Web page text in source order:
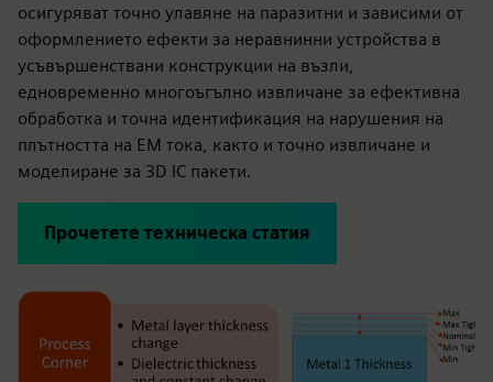
осигуряват точно улавяне на паразитни и зависими от
оформлението ефекти за неравнинни устройства в
усъвършенствани конструкции на възли,
едновременно многоъгълно извличане за ефективна
обработка и точна идентификация на нарушения на
плътността на ЕМ тока, както и точно извличане и
моделиране за 3D IC пакети.
Прочетете техническа статия